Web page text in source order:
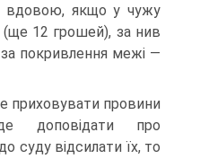
вдовою, якщо у чужу
12 грошей), за нив
покривлення межі —
приховувати провини
доповідати про
суду відсилати їх, то